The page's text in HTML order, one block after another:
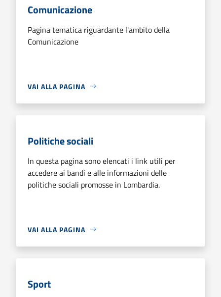
Comunicazione
Pagina tematica riguardante l'ambito della
Comunicazione
VAI ALLA PAGINA
Politiche sociali
In questa pagina sono elencati i link utili per
accedere ai bandi e alle informazioni delle
politiche sociali promosse in Lombardia.
VAI ALLA PAGINA
Sport